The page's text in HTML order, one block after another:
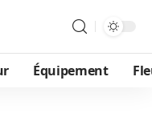
Équipement